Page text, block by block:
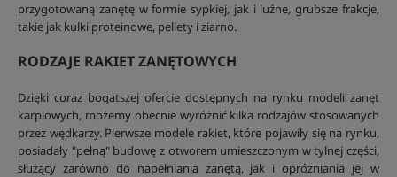
przygotowaną zanętę w formie sypkiej, jak i luźne, grubsze frakcje,
takie jak kulki proteinowe, pellety i ziarno.
RODZAJE RAKIET ZANĘTOWYCH
Dzięki coraz bogatszej ofercie dostępnych na rynku modeli zanęt
karpiowych, możemy obecnie wyróżnić kilka rodzajów stosowanych
przez wędkarzy. Pierwsze modele rakiet, które pojawiły się na rynku,
posiadały "pełną" budowę z otworem umieszczonym w tylnej części,
służący zarówno do napełniania zanętą, jak i opróżniania jej w